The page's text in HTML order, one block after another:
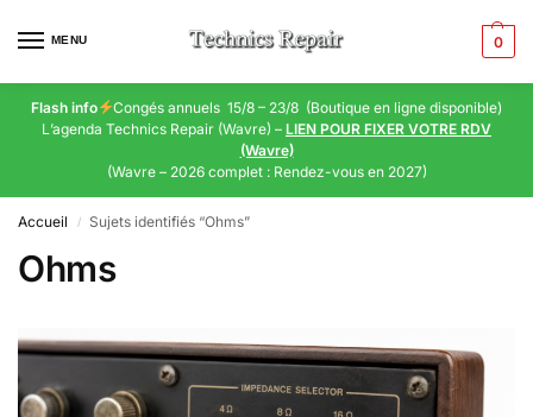
MENU 0
Flash info
Congés annuels 15/8 – 23/8 (Boutique en ligne disponible)
L’agenda Technics Repair (Wavre) – LIEN POUR FIXER VOTRE RDV
(Wavre)
(Wavre – 2026 complet : Rendez-vous en 2027)
Accueil / Sujets identifiés “Ohms”
Ohms